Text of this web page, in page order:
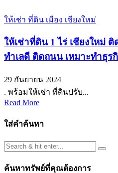
ให้เช่า ที่ดิน เมือง เชียงใหม่
ให้เช่าที่ดิน 1 ไร่ เชียงใหม่
ทำเลดี ติดถนน เหมาะทำธุรกิ
29 กันยายน 2024
. พร้อมให้เช่า ที่ดินปรับ...
Read More
ใส่คำค้นหา
ค้นหาทรัพย์ที่คุณต้องการ